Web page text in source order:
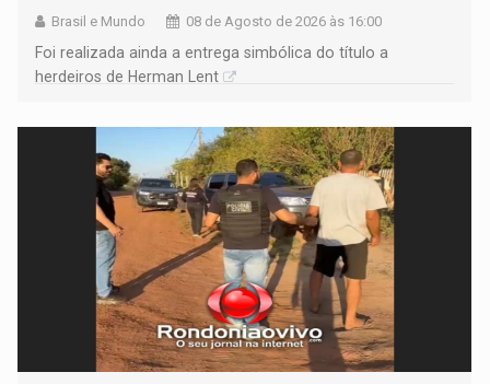
Brasil e Mundo 08 de Agosto de 2026 às 16:00
Foi realizada ainda a entrega simbólica do título a
herdeiros de Herman Lent